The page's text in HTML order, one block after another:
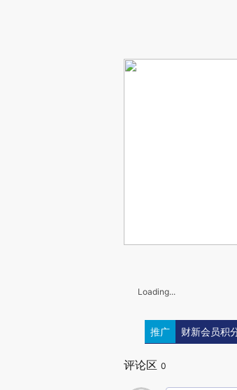
Loading...
推广 财新会员积
评论区 0